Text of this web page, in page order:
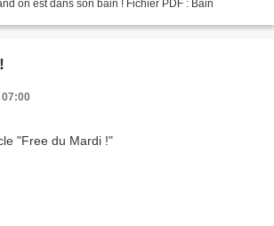
on est dans son bain ! Fichier PDF : Bain
07:00